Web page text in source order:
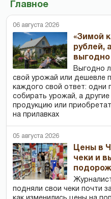
Главное
06 августа 2026
«Зимой
рублей,
выгодно
Выгодно
свой урожай или дешевле
каждого свой ответ: одни
собирать урожай, а другие
продукцию или
на прилавках
05 августа 2026
Цены в
чеки и
подняли свои чеки почти